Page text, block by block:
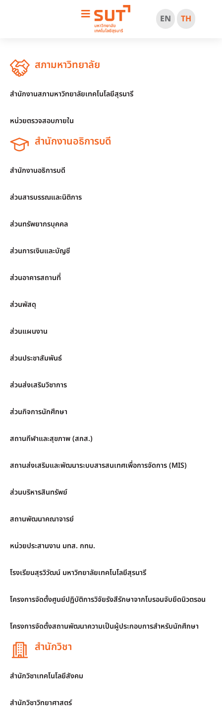
EN TH
สภามหาวิทยาลัย
สำนักงานสภามหาวิทยาลัยเทคโนโลยีสุรนารี
หน่วยตรวจสอบภายใน
สำนักงานอธิการบดี
สำนักงานอธิการบดี
ส่วนสารบรรณและนิติการ
ส่วนทรัพยากรบุคคล
ส่วนการเงินและบัญชี
ส่วนอาคารสถานที่
ส่วนพัสดุ
ส่วนแผนงาน
ส่วนประชาสัมพันธ์
ส่วนส่งเสริมวิชาการ
ส่วนกิจการนักศึกษา
สถานกีฬาและสุขภาพ (สกส.)
สถานส่งเสริมและพัฒนาระบบสารสนเทศเพื่อการจัดการ (MIS)
ส่วนบริหารสินทรัพย์
สถานพัฒนาคณาจารย์
หน่วยประสานงาน มทส. กทม.
โรงเรียนสุรวิวัฒน์ มหาวิทยาลัยเทคโนโลยีสุรนารี
โครงการจัดตั้งศูนย์ปฏิบัติการวิจัยรังสีรักษาจากโบรอนจับยึดนิวตรอน
โครงการจัดตั้งสถานพัฒนาความเป็นผู้ประกอบการสำหรับนักศึกษา
สำนักวิชา
สำนักวิชาเทคโนโลยีสังคม
สำนักวิชาวิทยาศาสตร์